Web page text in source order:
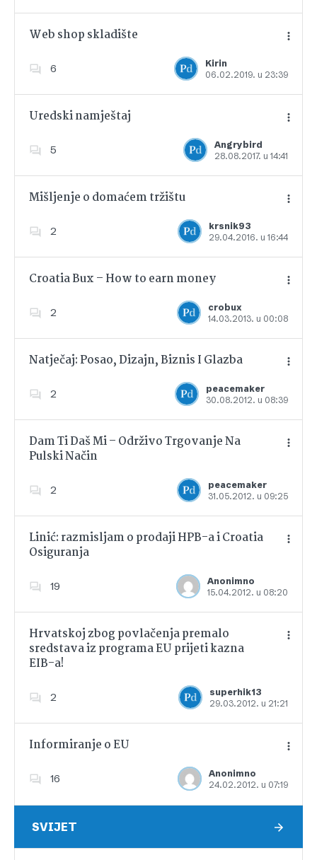
Web shop skladište
6
Kirin
06.02.2019. u 23:39
Dodajte u favorite
Uredski namještaj
5
Angrybird
28.08.2017. u 14:41
Dodajte u favorite
Mišljenje o domaćem tržištu
2
krsnik93
29.04.2016. u 16:44
Dodajte u favorite
Croatia Bux – How to earn money
2
crobux
14.03.2013. u 00:08
Dodajte u favorite
Natječaj: Posao, Dizajn, Biznis I Glazba
2
peacemaker
30.08.2012. u 08:39
Dodajte u favorite
Dam Ti Daš Mi – Održivo Trgovanje Na
Pulski Način
2
peacemaker
31.05.2012. u 09:25
Dodajte u favorite
Linić: razmisljam o prodaji HPB-a i Croatia
Osiguranja
19
Anonimno
15.04.2012. u 08:20
Dodajte u favorite
Hrvatskoj zbog povlačenja premalo
sredstava iz programa EU prijeti kazna
EIB-a!
2
superhik13
29.03.2012. u 21:21
Informiranje o EU
16
Anonimno
24.02.2012. u 07:19
Dodajte u favorite
SVIJET